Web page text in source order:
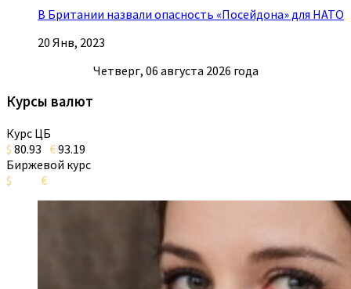
В Британии назвали опасность «Посейдона» для НАТО
20 Янв, 2023
Четверг, 06 августа 2026 года
Курсы валют
Курс ЦБ
$ 80.93 €93.19
Биржевой курс
$
€